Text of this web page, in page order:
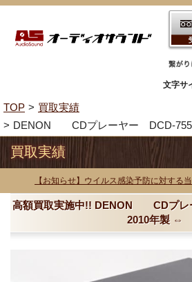
文字サ
TOP
買取実績
DENON CDプレーヤー DCD-
買取実績
【お知らせ】ウイルス感染予防に対する
高額買取実施中!! DENON CDプ
2010年製 ⇔